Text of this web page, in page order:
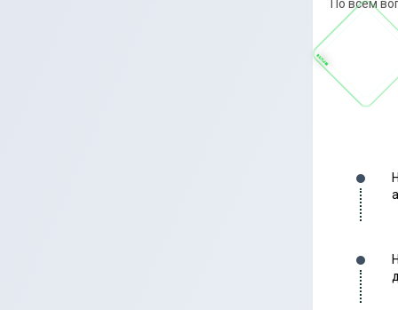
По всем